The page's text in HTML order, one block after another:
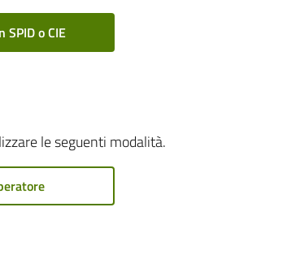
SPID o CIE
le seguenti modalità.